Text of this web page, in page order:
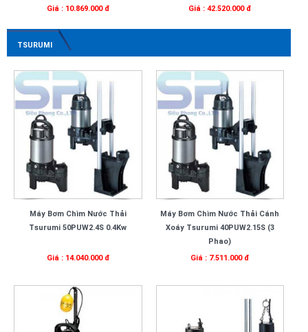
Giá : 10.869.000 đ Giá : 42.520.000 đ
TSURUMI
Máy Bơm Chìm Nước Thải
Tsurumi 50PUW2.4S 0.4Kw
Giá : 14.040.000 đ
Máy Bơm Chìm Nước Thải Cánh
Xoáy Tsurumi 40PUW2.15S (3
Phao)
Giá : 7.511.000 đ